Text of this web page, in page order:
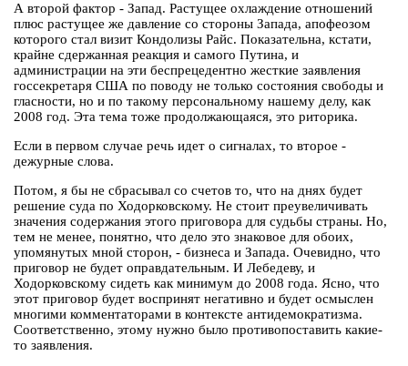
А второй фактор - Запад. Растущее охлаждение отношений
плюс растущее же давление со стороны Запада, апофеозом
которого стал визит Кондолизы Райс. Показательна, кстати,
крайне сдержанная реакция и самого Путина, и
администрации на эти беспрецедентно жесткие заявления
госсекретаря США по поводу не только состояния свободы и
гласности, но и по такому персональному нашему делу, как
2008 год. Эта тема тоже продолжающаяся, это риторика.
Если в первом случае речь идет о сигналах, то второе -
дежурные слова.
Потом, я бы не сбрасывал со счетов то, что на днях будет
решение суда по Ходорковскому. Не стоит преувеличивать
значения содержания этого приговора для судьбы страны. Но,
тем не менее, понятно, что дело это знаковое для обоих,
упомянутых мной сторон, - бизнеса и Запада. Очевидно, что
приговор не будет оправдательным. И Лебедеву, и
Ходорковскому сидеть как минимум до 2008 года. Ясно, что
этот приговор будет воспринят негативно и будет осмыслен
многими комментаторами в контексте антидемократизма.
Соответственно, этому нужно было противопоставить какие-
то заявления.